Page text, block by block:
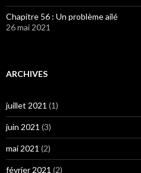
Chapitre 56 : Un problème ailé
26 mai 2021
ARCHIVES
juillet 2021 (1)
juin 2021 (3)
mai 2021 (2)
février 2021 (2)